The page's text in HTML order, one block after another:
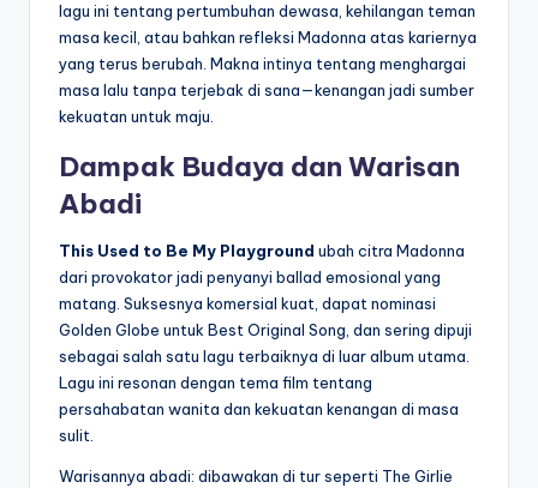
lagu ini tentang pertumbuhan dewasa, kehilangan teman
masa kecil, atau bahkan refleksi Madonna atas kariernya
yang terus berubah. Makna intinya tentang menghargai
masa lalu tanpa terjebak di sana—kenangan jadi sumber
kekuatan untuk maju.
Dampak Budaya dan Warisan
Abadi
This Used to Be My Playground ubah citra Madonna
dari provokator jadi penyanyi ballad emosional yang
matang. Suksesnya komersial kuat, dapat nominasi
Golden Globe untuk Best Original Song, dan sering dipuji
sebagai salah satu lagu terbaiknya di luar album utama.
Lagu ini resonan dengan tema film tentang
persahabatan wanita dan kekuatan kenangan di masa
sulit.
Warisannya abadi: dibawakan di tur seperti The Girlie